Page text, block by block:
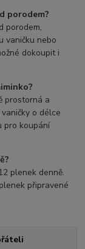
porodem?
porodem,
vaničku nebo
dokoupit i
prostorná a
o délce
pro koupání
plenek denně.
připravené